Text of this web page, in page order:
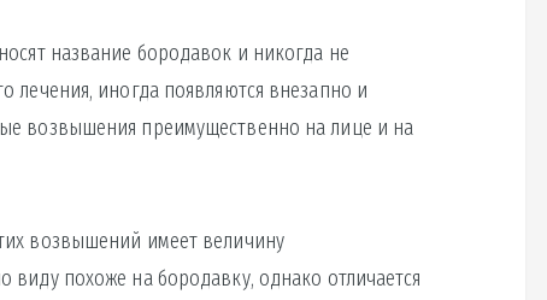
название бородавок и никогда не
лечения, иногда появляются внезапно и
возвышения преимущественно на лице и на
возвышений имеет величину
виду похоже на бородавку, однако отличается